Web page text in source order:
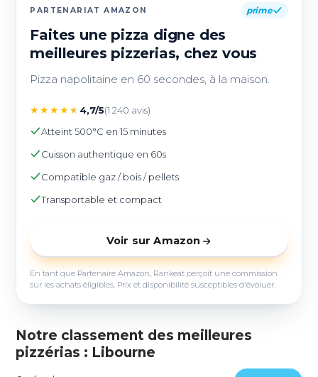
PARTENARIAT AMAZON prime
Faites une pizza digne des
meilleures pizzerias, chez vous
Pizza napolitaine en 60 secondes, à la maison.
★★★★★ 4,7/5(1 240 avis)
Atteint 500°C en 15 minutes
Cuisson authentique en 60s
Compatible gaz / bois / pellets
Transportable et compact
Voir sur Amazon
En tant que Partenaire Amazon, Rankeat perçoit une commission
sur les achats éligibles. Prix et disponibilité susceptibles d'évoluer.
Notre classement des meilleures
pizzérias : Libourne